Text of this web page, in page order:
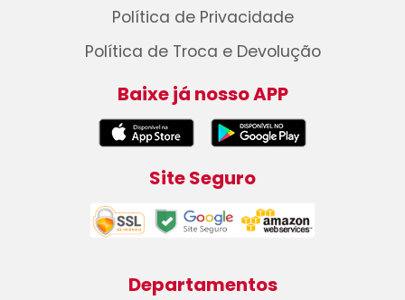
Política de Privacidade
Política de Troca e Devolução
Baixe já nosso APP
Site Seguro
Departamentos